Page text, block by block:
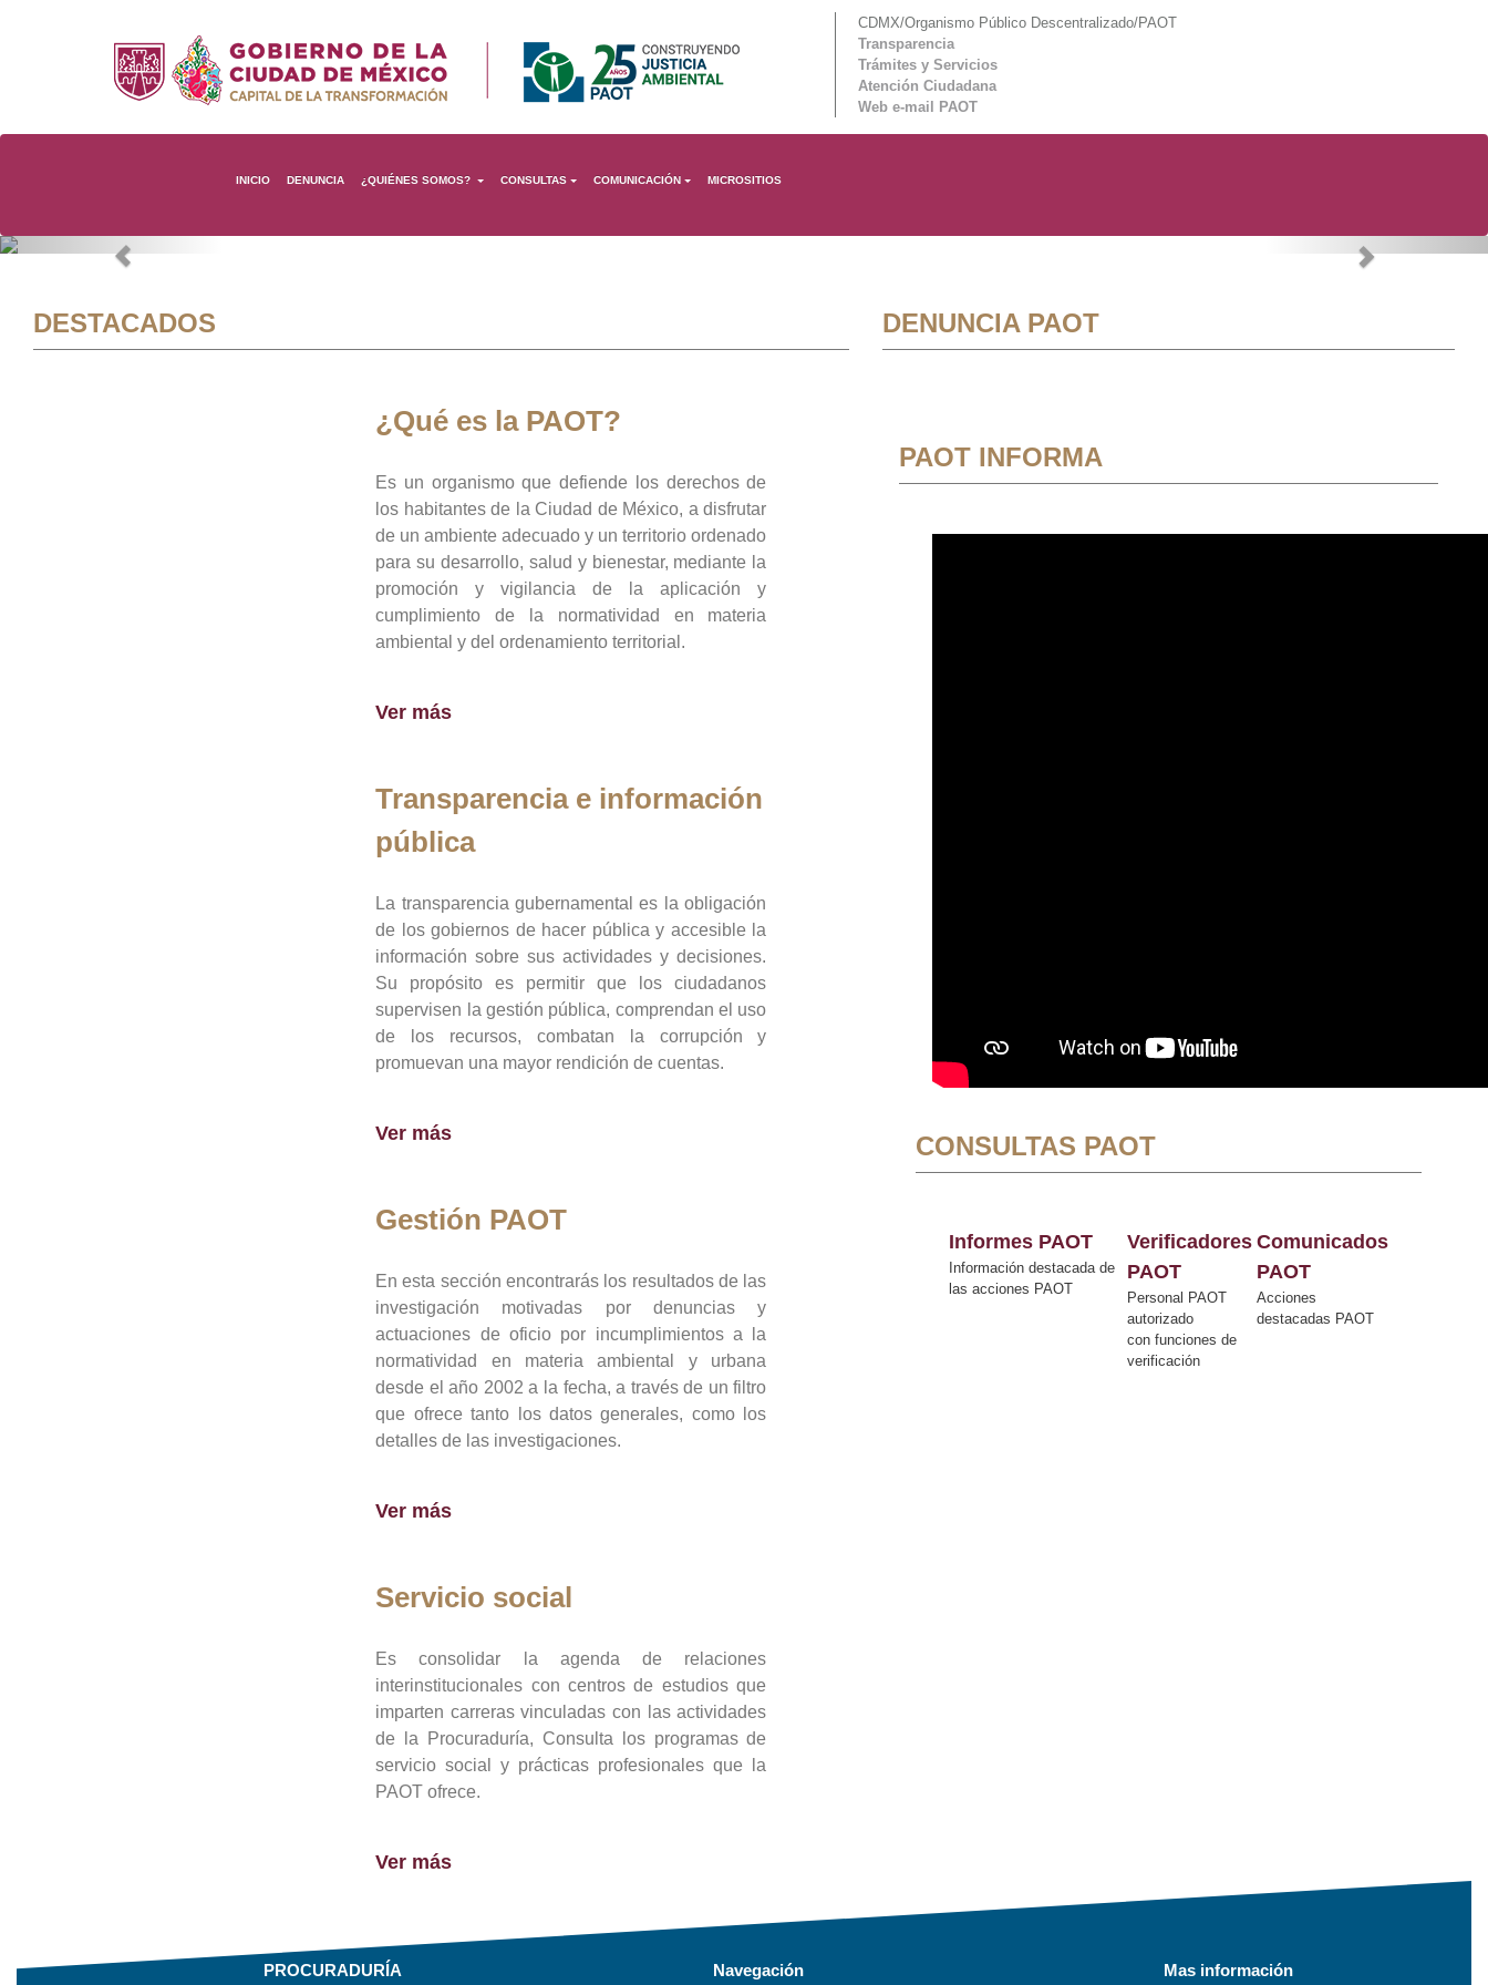
CDMX/Organismo Público Descentralizado/PAOT
Transparencia
Trámites y Servicios
Atención Ciudadana
Web e-mail PAOT
INICIO DENUNCIA ¿QUIÉNES SOMOS? CONSULTAS COMUNICACIÓN MICROSITIOS
Previous Next
DESTACADOS
¿Qué es la PAOT?
Es un organismo que defiende los derechos de
los habitantes de la Ciudad de México, a disfrutar
de un ambiente adecuado y un territorio ordenado
para su desarrollo, salud y bienestar, mediante la
promoción y vigilancia de la aplicación y
cumplimiento de la normatividad en materia
ambiental y del ordenamiento territorial.
Ver más
Transparencia e información
pública
La transparencia gubernamental es la obligación
de los gobiernos de hacer pública y accesible la
información sobre sus actividades y decisiones.
Su propósito es permitir que los ciudadanos
supervisen la gestión pública, comprendan el uso
de los recursos, combatan la corrupción y
promuevan una mayor rendición de cuentas.
Ver más
Gestión PAOT
En esta sección encontrarás los resultados de las
investigación motivadas por denuncias y
actuaciones de oficio por incumplimientos a la
normatividad en materia ambiental y urbana
desde el año 2002 a la fecha, a través de un filtro
que ofrece tanto los datos generales, como los
detalles de las investigaciones.
Ver más
Servicio social
Es consolidar la agenda de relaciones
interinstitucionales con centros de estudios que
imparten carreras vinculadas con las actividades
de la Procuraduría, Consulta los programas de
servicio social y prácticas profesionales que la
PAOT ofrece.
Ver más
DENUNCIA PAOT
PAOT INFORMA
CONSULTAS PAOT
Informes PAOT
Información destacada de
las acciones PAOT
Verificadores
PAOT
Personal PAOT
autorizado
con funciones de
verificación
Comunicados
PAOT
Acciones
destacadas PAOT
PROCURADURÍA Navegación Mas información